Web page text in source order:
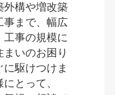
外構や増改築
事まで、幅広
工事の規模に
いのお困り
駆けつけま
とって、